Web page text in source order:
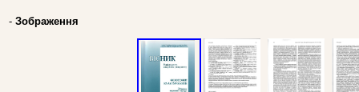
- Зображення